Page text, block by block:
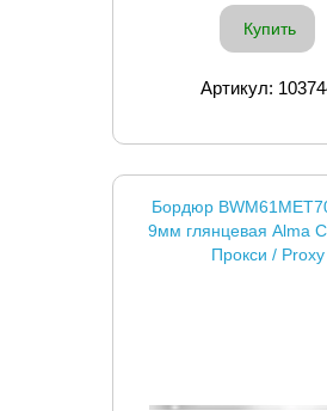
Купить
Артикул:
Бордюр
9мм глянцевая Alma
Прокси / Proxy